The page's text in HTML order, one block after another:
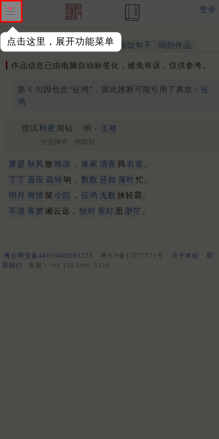
点击这里，展开功能菜单
登录
作品 标注四声 出处、引用 相似句子 同韵作品
作品信息已由电脑自动标签化，难免有误，仅供参考。
第 6 句因包含“征鸿”，据此推断可能引用了典故： 征
鸿
馆试 秋夜 闻砧 明 · 王格
七言律诗 押阳韵
萧瑟 秋风 散 晚凉 ， 谁家 清夜 捣 衣裳 。
丁丁 遥应 疏钟 响， 数数 还如 落叶忙。
明月
有情 留 小院 ， 征鸿 无数 挟轻霜。
不堪 客梦 湘云远， 独对 寒灯 思 渺茫 。
粤公网安备44010402003275 粤ICP备17077571号 关于本站
联
系我们
客服：+86 136 0901 3320